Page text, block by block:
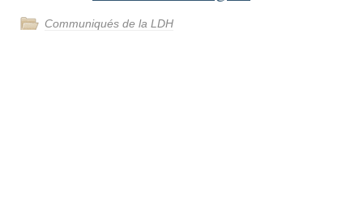
Communiqués de la LDH